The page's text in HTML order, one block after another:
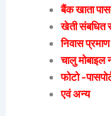
बैंक खाता
खेती संबधित
निवास
चालु मोबाइल
फोटो -
एवं अन्य